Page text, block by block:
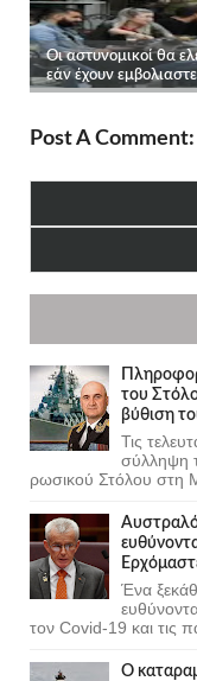
Post A
του
βύθιση
Τις
σύλληψη
ρωσικού Στόλου στη
Ένα
τον Covid-19 και τις
Ο